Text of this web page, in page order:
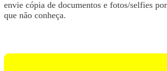
envie cópia de documentos e fotos/selfies
que não conheça.